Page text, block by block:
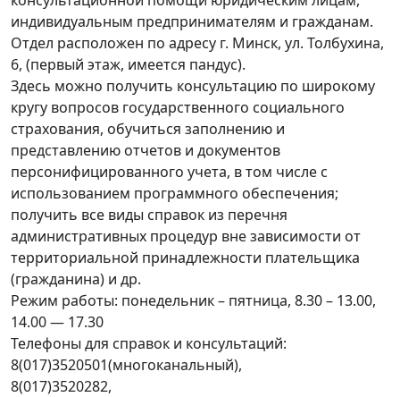
индивидуальным предпринимателям и гражданам.
Отдел расположен по адресу г. Минск, ул. Толбухина,
6, (первый этаж, имеется пандус).
Здесь можно получить консультацию по широкому
кругу вопросов государственного социального
страхования, обучиться заполнению и
представлению отчетов и документов
персонифицированного учета, в том числе с
использованием программного обеспечения;
получить все виды справок из перечня
административных процедур вне зависимости от
территориальной принадлежности плательщика
(гражданина) и др.
Режим работы: понедельник – пятница, 8.30 – 13.00,
14.00 — 17.30
Телефоны для справок и консультаций:
8(017)3520501(многоканальный),
8(017)3520282,